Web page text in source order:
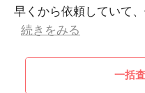
早くから依頼していて
続きをみる
一括